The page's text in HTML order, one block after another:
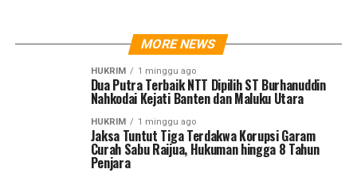
MORE NEWS
HUKRIM 1 minggu ago
Dua Putra Terbaik NTT Dipilih ST Burhanuddin
Nahkodai Kejati Banten dan Maluku Utara
HUKRIM 1 minggu ago
Jaksa Tuntut Tiga Terdakwa Korupsi Garam
Curah Sabu Raijua, Hukuman hingga 8 Tahun
Penjara